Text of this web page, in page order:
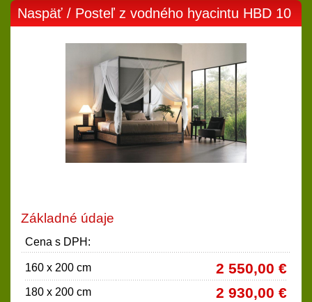
Naspäť / Posteľ z vodného hyacintu HBD 10
Základné údaje
Cena s DPH:
160 x 200 cm 2 550,00 €
180 x 200 cm 2 930,00 €